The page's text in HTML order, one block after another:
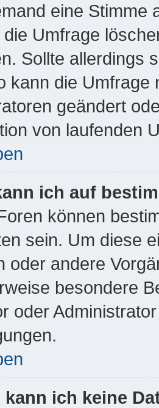
eine Stimme
Umfrage
Sollte allerdings
kann die
geändert
von laufenden
ich auf
können
sein. Um diese
oder andere
besondere
oder
kann ich keine